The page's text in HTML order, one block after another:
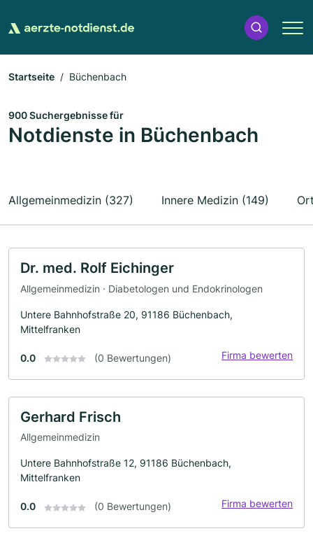
Startseite Büchenbach
900 Suchergebnisse für
Notdienste in Büchenbach
Allgemeinmedizin (327) Innere Medizin (149)
Dr. med. Rolf Eichinger
Allgemeinmedizin · Diabetologen und Endokrinologen
Untere Bahnhofstraße 20, 91186 Büchenbach,
Mittelfranken
0.0 (0 Bewertungen) Firma bewerten
Gerhard Frisch
Allgemeinmedizin
Untere Bahnhofstraße 12, 91186 Büchenbach,
Mittelfranken
0.0 (0 Bewertungen) Firma bewerten